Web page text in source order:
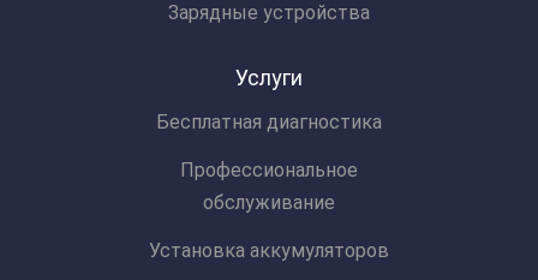
Зарядные устройства
Услуги
Бесплатная диагностика
Профессиональное
обслуживание
Установка аккумуляторов